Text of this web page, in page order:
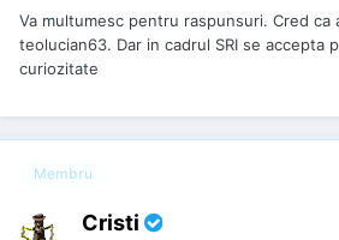
Va multumesc pentru raspunsuri. Cred ca
teolucian63. Dar in cadrul SRI se accepta
curiozitate
Membru
Cristi